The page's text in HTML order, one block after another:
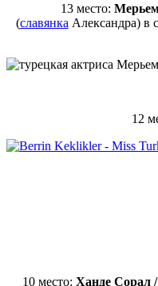
13 место:
(славянка Александра) в
12
10 место: Ханде Сорал